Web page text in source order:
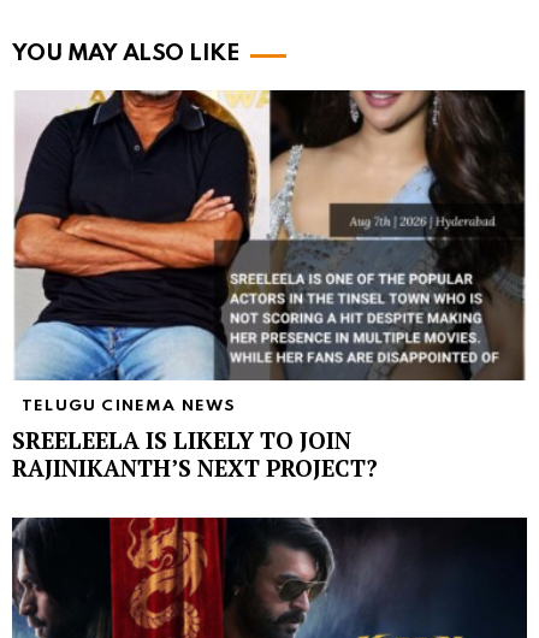
YOU MAY ALSO LIKE
TELUGU CINEMA NEWS
SREELEELA IS LIKELY TO JOIN
RAJINIKANTH’S NEXT PROJECT?